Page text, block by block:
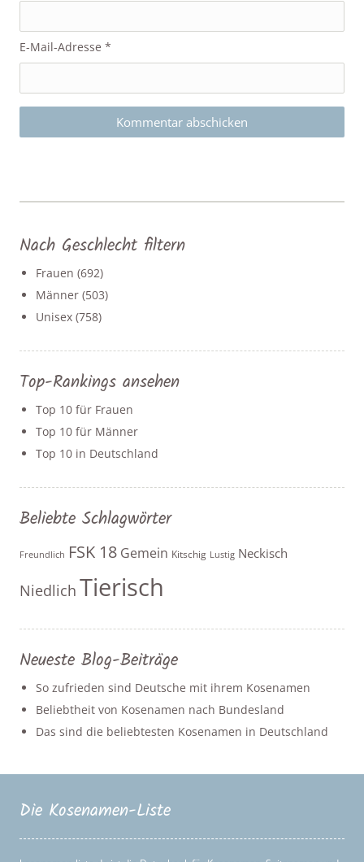
E-Mail-Adresse*
Nach Geschlecht filtern
Frauen (692)
Männer (503)
Unisex (758)
Top-Rankings ansehen
Top 10 für Frauen
Top 10 für Männer
Top 10 in Deutschland
Beliebte Schlagwörter
Freundlich FSK 18 Gemein Kitschig Lustig Neckisch
Niedlich Tierisch
Neueste Blog-Beiträge
So zufrieden sind Deutsche mit ihrem Kosenamen
Beliebtheit von Kosenamen nach Bundesland
Das sind die beliebtesten Kosenamen in Deutschland
Die Kosenamen-Liste